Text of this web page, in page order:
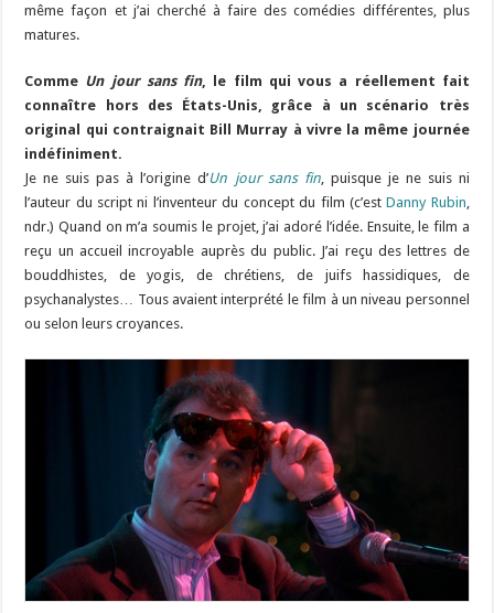
même façon et j’ai cherché à faire des comédies différentes, plus
matures.
Comme Un jour sans fin, le film qui vous a réellement fait
connaître hors des États-Unis, grâce à un scénario très
original qui contraignait Bill Murray à vivre la même journée
indéfiniment.
Je ne suis pas à l’origine d’Un jour sans fin, puisque je ne suis ni
l’auteur du script ni l’inventeur du concept du film (c’estDanny Rubin
ndr.) Quand on m’a soumis le projet, j’ai adoré l’idée. Ensuite, le film a
reçu un accueil incroyable auprès du public. J’ai reçu des lettres de
bouddhistes, de yogis, de chrétiens, de juifs hassidiques, de
psychanalystes… Tous avaient interprété le film à un niveau personnel
ou selon leurs croyances.